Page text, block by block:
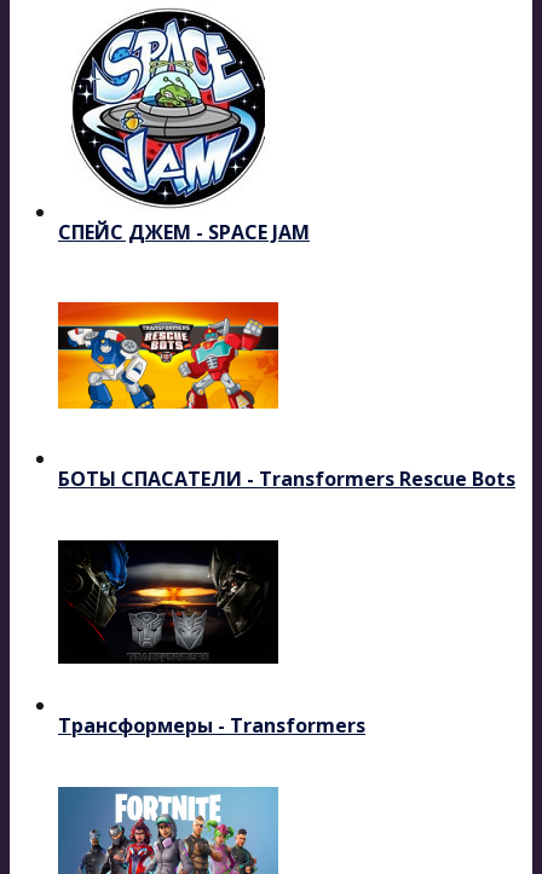
СПЕЙС ДЖЕМ - SPACE JAM
БОТЫ СПАСАТЕЛИ - Transformers Rescue Bots
Трансформеры - Transformers